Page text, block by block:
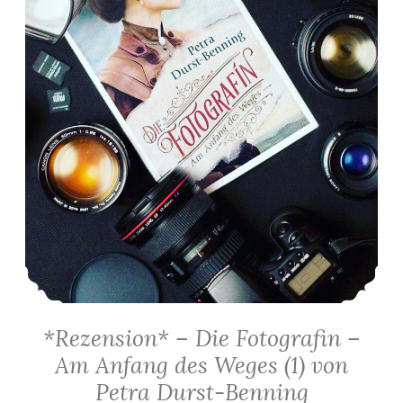
*Rezension* – Die Fotografin –
Am Anfang des Weges (1) von
Petra Durst-Benning